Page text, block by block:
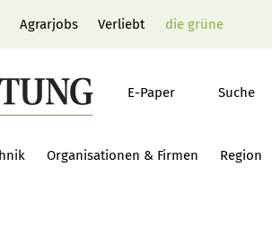
Agrarjobs Verliebt die grüne
E-Paper Suche
Organisationen & Firmen Region